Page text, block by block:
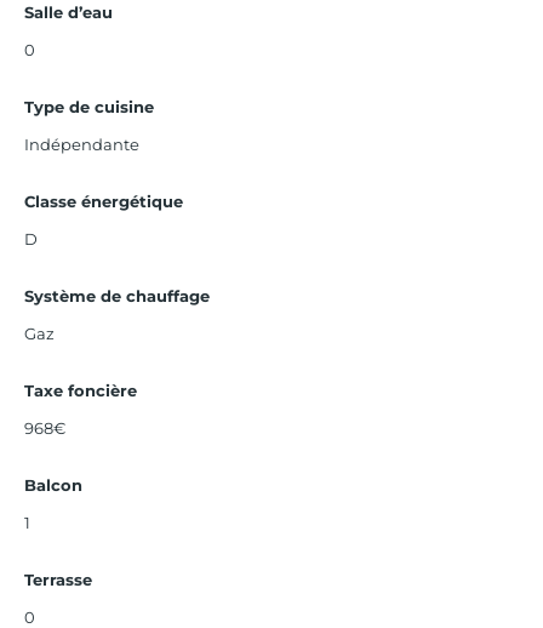
Salle d’eau
0
Type de cuisine
Indépendante
Classe énergétique
D
Système de chauffage
Gaz
Taxe foncière
968€
Balcon
1
Terrasse
0